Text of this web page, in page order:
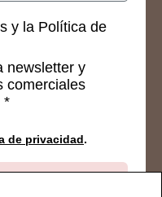
y la Política de
newsletter y
comerciales
*
de privacidad.